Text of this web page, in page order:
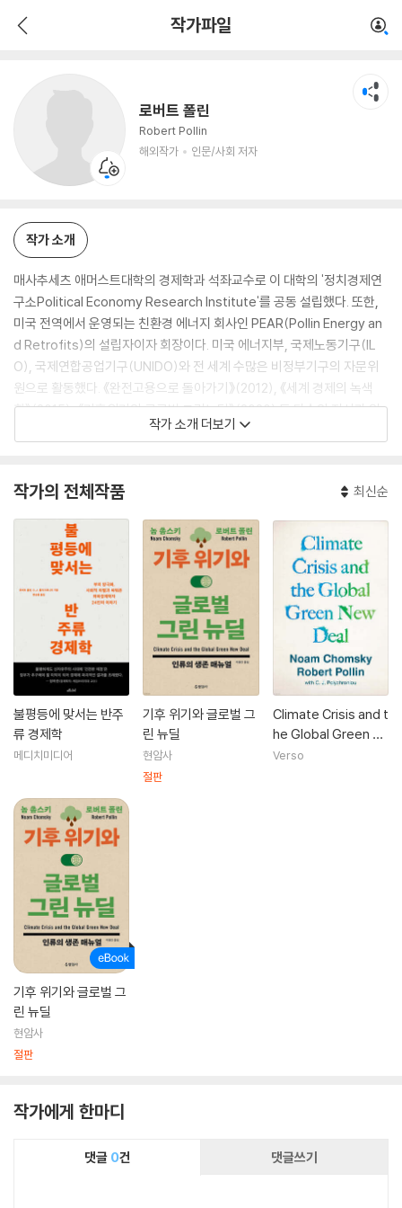
작가파일
로버트 폴린
Robert Pollin
해외작가
인문/사회 저자
인문/사회 저자
작가 소개
매사추세츠 애머스트대학의 경제학과 석좌교수로 이 대학의 '정치경제연
구소Political Economy Research Institute'를 공동 설립했다. 또한,
미국 전역에서 운영되는 친환경 에너지 회사인 PEAR(Pollin Energy an
d Retrofits)의 설립자이자 회장이다. 미국 에너지부, 국제노동기구(IL
O), 국제연합공업기구(UNIDO)와 전 세계 수많은 비정부기구의 자문위
원으로 활동했다. 《완전고용으로 돌아가기》(2012), 《세계 경제의 녹색
화》(2015), 《기후위기와 글로벌 그린뉴딜》(2020) 등 다수의 저서가 있
다. 외교전문지 《포린 폴리시Foreign Policy》가 선정한 '2013년 세계의
작가 소개 더보기
작가의 전체작품 최신순
불평등에 맞서는 반주
류 경제학
메디치미디어
기후 위기와 글로벌 그
린 뉴딜
현암사
절판
Climate Crisis and t
he Global Green N
ew Deal
Verso
기후 위기와 글로벌 그
린 뉴딜
현암사
절판
작가에게 한마디
댓글 0건 댓글쓰기